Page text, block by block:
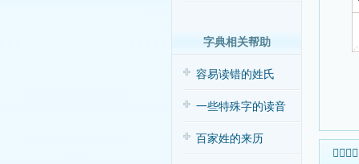
字典相关帮助
容易读错的姓氏
一些特殊字的读音
百家姓的来历
𨾁字康